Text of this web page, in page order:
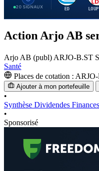
20 SIGNAUX ED
Action Arjo AB
Arjo AB (publ) ARJO-B.ST
Santé
Places de cotation :
Ajouter à mon portefeuille
•
Synthèse Dividendes Finances
•
Sponsorisé